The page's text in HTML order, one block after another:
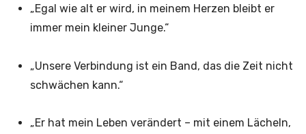
„Egal wie alt er wird, in meinem Herzen bleibt er
immer mein kleiner Junge.“
„Unsere Verbindung ist ein Band, das die Zeit nicht
schwächen kann.“
„Er hat mein Leben verändert – mit einem Lächeln,